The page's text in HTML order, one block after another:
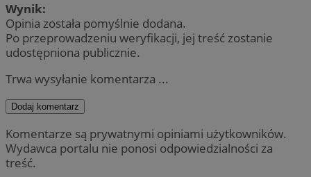
Wynik:
Opinia została pomyślnie dodana.
Po przeprowadzeniu weryfikacji, jej treść zostanie
udostępniona publicznie.
Trwa wysyłanie komentarza ...
Dodaj komentarz
Komentarze są prywatnymi opiniami użytkowników.
Wydawca portalu nie ponosi odpowiedzialności za
treść.